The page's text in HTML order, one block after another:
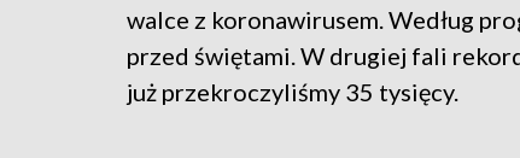
walce z koronawirusem. Według
przed świętami. W drugiej fali
już przekroczyliśmy 35 tysięcy.